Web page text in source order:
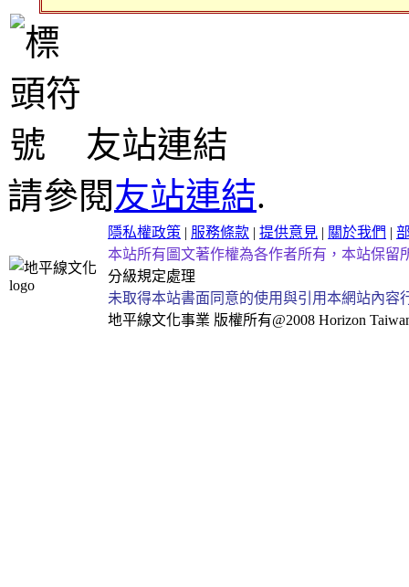
友站連結
請參閱友站連結.
隱私權政策 | 服務條款 | 提供意見 | 關於我們 |
本站所有圖文著作權為各作者所有，本站保留
分級規定處理
未取得本站書面同意的使用與引用本網站內
地平線文化事業 版權所有@2008 Horizon